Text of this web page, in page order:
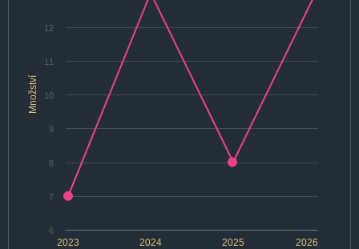
Množství
2024 2026
2023 2025
6
7
8
9
10
11
12